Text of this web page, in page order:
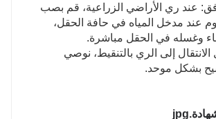
عند ري الأراضي الزراعية، قم بصب
عند مدخل المياه في حافة الحقل،
وغسله في الحقل مباشرة.
إلى الري بالتنقيط، نوصي
بشكل موحد.